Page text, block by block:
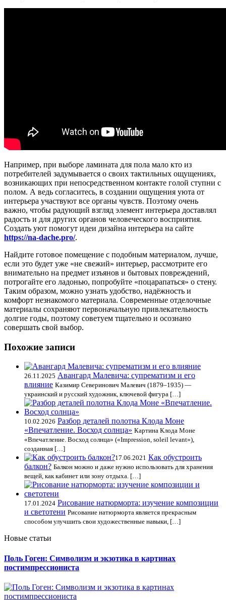
Например, при выборе ламината для пола мало кто из
потребителей задумывается о своих тактильных ощущениях,
возникающих при непосредственном контакте голой ступни с
полом. А ведь согласитесь, в создании ощущения уюта от
интерьера участвуют все органы чувств. Поэтому очень
важно, чтобы радующий взгляд элемент интерьера доставлял
радость и для других органов человеческого восприятия.
Создать уют помогут идеи дизайна интерьера на сайте
https://na-dache.pro/.
Найдите готовое помещение с подобным материалом, лучше,
если это будет уже «не свежий» интерьер, рассмотрите его
внимательно на предмет изъянов и бытовых повреждений,
потрогайте его ладонью, попробуйте «поцарапаться» о стену.
Таким образом, можно узнать удобство, надёжность и
комфорт незнакомого материала. Современные отделочные
материалы сохраняют первоначальную привлекательность
долгие годы, поэтому советуем тщательно и осознано
совершать свой выбор.
Похожие записи
26.11.2025 Авангард Малевича: супрематизм и его
влияние Казимир Северинович Малевич (1879–1935) —
украинский и русский художник, ключевой фигура […]
10.02.2026 Разбор деталей полотна Клода Моне
«Впечатление. Восход солнца» Картина Клода Моне
«Впечатление. Восход солнца» («Impression, soleil levant»),
созданная […]
17.06.2021 Как обустроить
балкон? Балкон можно и даже нужно использовать для хранения
вещей, как кабинет или зону отдыха. […]
17.01.2024 Рисование натюрморта: изучение композиции
и светотени Рисование натюрморта является прекрасным
способом улучшить свои художественные навыки, […]
Новые статьи
Поль Гоген: Символизм и экзотика в картинах
постимпрессиониста